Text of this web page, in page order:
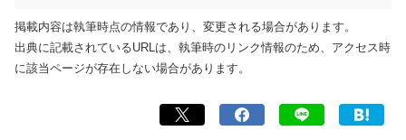
掲載内容は執筆時点の情報であり、変更される場合があります。
出典に記載されているURLは、執筆時のリンク情報のため、アクセス時
に該当ページが存在しない場合があります。